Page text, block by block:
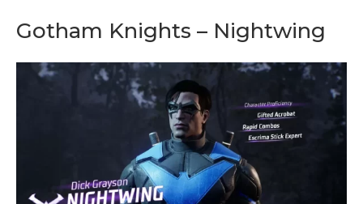
Gotham Knights – Nightwing